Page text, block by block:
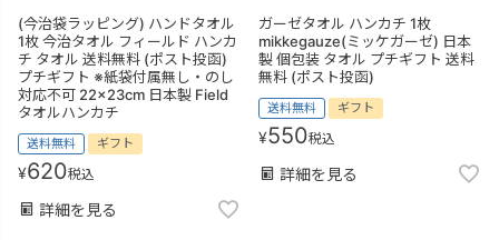
(今治袋ラッピング) ハンドタオル
1枚 今治タオル フィールド ハンカ
チ タオル 送料無料 (ポスト投函)
プチギフト ※紙袋付属無し・のし
対応不可 22×23cm 日本製 Field
タオルハンカチ
送料無料 ギフト
¥620税込
詳細を見る
ガーゼタオル ハンカチ 1枚
mikkegauze(ミッケガーゼ) 日本
製 個包装 タオル プチギフト 送料
無料 (ポスト投函)
送料無料 ギフト
¥550税込
詳細を見る